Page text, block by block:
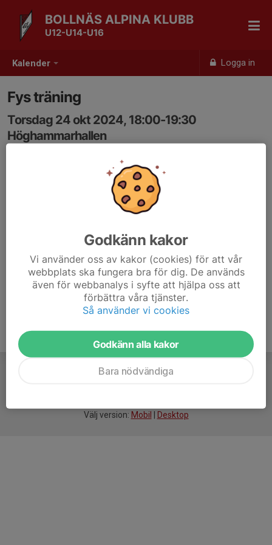
Kalender Logga in
BOLLNÄS ALPINA KLUBB
U12-U14-U16
Fys träning
Torsdag 24 okt 2024, 18:00-19:30
Höghammarhallen
Välj version: Mobil Desktop
Godkänn kakor
Vi använder oss av kakor (cookies) för att vår
webbplats ska fungera bra för dig. De används
även för webbanalys i syfte att hjälpa oss att
förbättra våra tjänster.
Så använder vi cookies
Godkänn alla kakor
Bara nödvändiga